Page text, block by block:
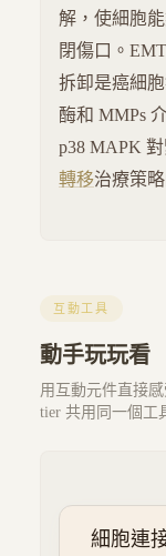
解，使細胞
閉傷口。
拆卸是癌細
酶和 MMPs
p38 MAPK
轉移治療策
互動工具
動手玩玩看
用互動元件直接
tier 共用同一個工
細胞連